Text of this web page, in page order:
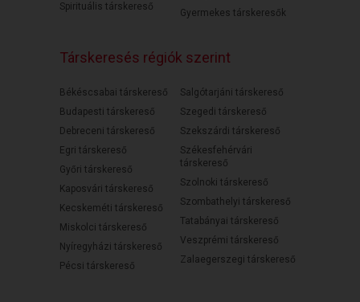
Spirituális társkereső
Gyermekes társkeresők
Társkeresés régiók szerint
Békéscsabai társkereső
Budapesti társkereső
Debreceni társkereső
Egri társkereső
Győri társkereső
Kaposvári társkereső
Kecskeméti társkereső
Miskolci társkereső
Nyíregyházi társkereső
Pécsi társkereső
Salgótarjáni társkereső
Szegedi társkereső
Szekszárdi társkereső
Székesfehérvári
társkereső
Szolnoki társkereső
Szombathelyi társkereső
Tatabányai társkereső
Veszprémi társkereső
Zalaegerszegi társkereső